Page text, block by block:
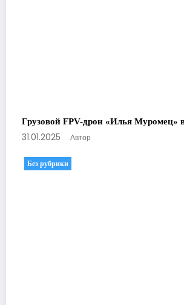
Грузовой FPV-дрон «Илья Муромец»
31.01.2025 Автор
Без рубрики